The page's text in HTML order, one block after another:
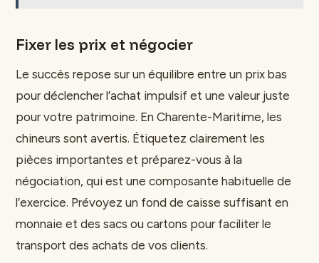
Fixer les prix et négocier
Le succès repose sur un équilibre entre un prix bas
pour déclencher l’achat impulsif et une valeur juste
pour votre patrimoine. En Charente-Maritime, les
chineurs sont avertis. Étiquetez clairement les
pièces importantes et préparez-vous à la
négociation, qui est une composante habituelle de
l’exercice. Prévoyez un fond de caisse suffisant en
monnaie et des sacs ou cartons pour faciliter le
transport des achats de vos clients.